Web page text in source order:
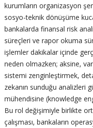
kurumların organizasyon
sosyo-teknik dönüşüme
bankalarda finansal risk
süreçleri ve rapor okuma
işlemler dakikalar içinde
neden olmazken; aksine,
sistemi zenginleştirmek,
zekanın sunduğu analizleri
mühendisine (knowledge
Bu rol değişimiyle birlikte
çalışması, bankaların